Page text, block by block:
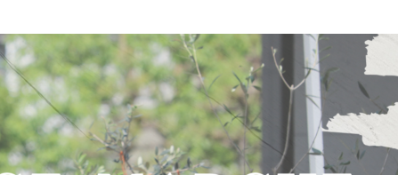
（再）開催／
リーブ
【イベント開催レポート】初夏
のハーブでタッジーマッジーを